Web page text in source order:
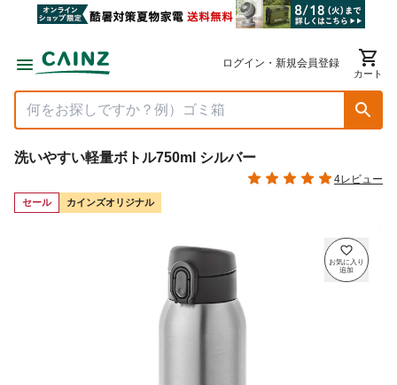
ログイン・新規会員登録
カート
洗いやすい軽量ボトル750ml シルバー
4レビュー
セール カインズオリジナル